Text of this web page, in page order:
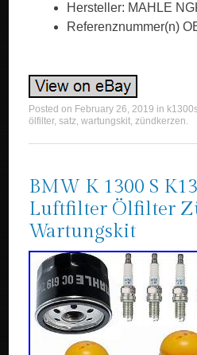
Hersteller: MAHLE
Referenznummer(n)
Posted on February 26, 2019 in
ölfilter,satz,wartungskit,zündkerzen.
BMW K 1300 S
Luftfilter Ölfilter
Wartungskit